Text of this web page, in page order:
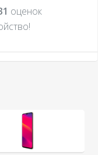
оценок